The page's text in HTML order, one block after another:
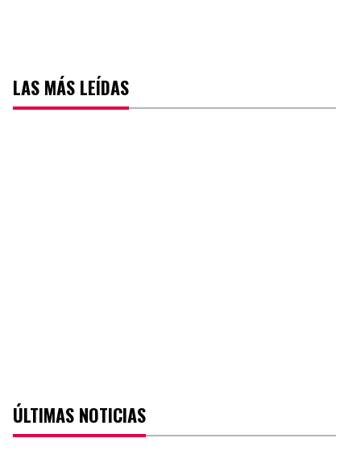
LAS MÁS LEÍDAS
ÚLTIMAS NOTICIAS